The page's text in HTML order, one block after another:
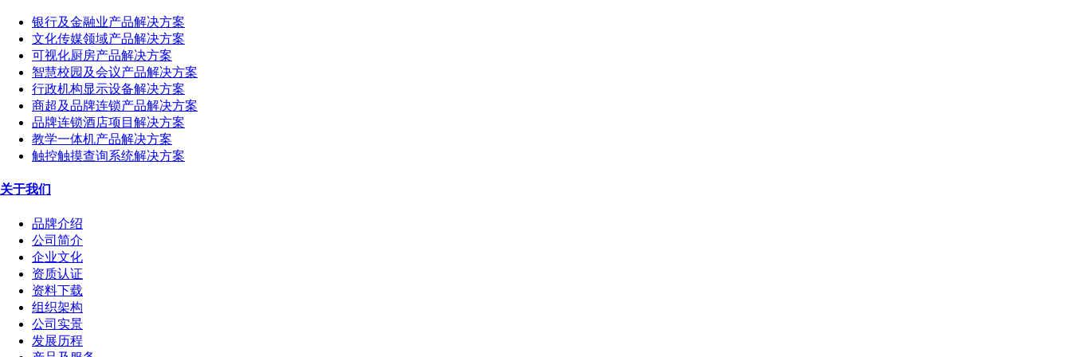
银行及金融业产品解决方案
文化传媒领域产品解决方案
可视化厨房产品解决方案
智慧校园及会议产品解决方案
行政机构显示设备解决方案
商超及品牌连锁产品解决方案
品牌连锁酒店项目解决方案
教学一体机产品解决方案
触控触摸查询系统解决方案
关于我们
品牌介绍
公司简介
企业文化
资质认证
资料下载
组织架构
公司实景
发展历程